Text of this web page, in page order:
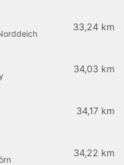
33,24 km
34,03 km
34,17 km
34,22 km